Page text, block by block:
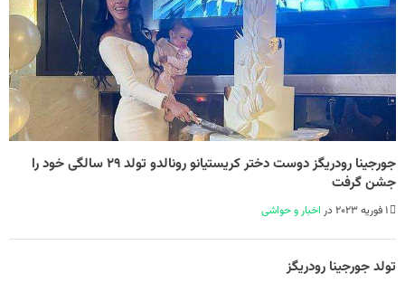
جورجینا رودریگز دوست دختر کریستیانو رونالدو تولد ۲۹ سالگی خود را
جشن گرفت
1 فوریه 2023 در اخبار و حواشی
تولد جورجینا رودریگز